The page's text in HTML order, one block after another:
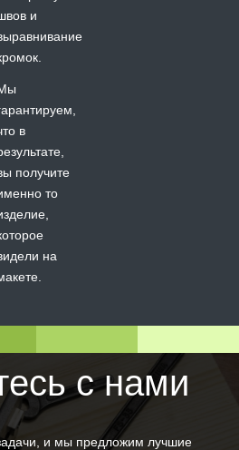
и
в
получите
то
на
с нами
и мы предложим лучшие